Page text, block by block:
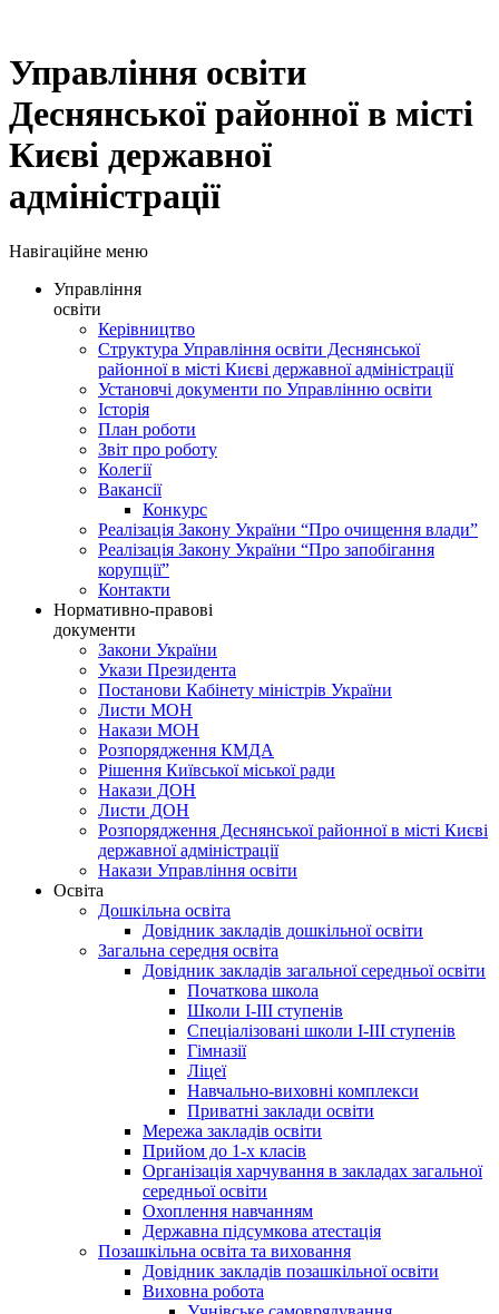
Управління освіти
Деснянської районної в місті
Києві державної
адміністрації
Навігаційне меню
Управління
освіти
Керівництво
Структура Управління освіти Деснянської
районної в місті Києві державної адміністрації
Установчі документи по Управлінню освіти
Історія
План роботи
Звіт про роботу
Колегії
Вакансії
Конкурс
Реалізація Закону України “Про очищення влади”
Реалізація Закону України “Про запобігання
корупції”
Контакти
Нормативно-правові
документи
Закони України
Укази Президента
Постанови Кабінету міністрів України
Листи МОН
Накази МОН
Розпорядження КМДА
Рішення Київської міської ради
Накази ДОН
Листи ДОН
Розпорядження Деснянської районної в місті Києві
державної адміністрації
Накази Управління освіти
Освіта
Дошкільна освіта
Довідник закладів дошкільної освіти
Загальна середня освіта
Довідник закладів загальної середньої освіти
Початкова школа
Школи І-ІІІ ступенів
Спеціалізовані школи І-ІІІ ступенів
Гімназії
Ліцеї
Навчально-виховні комплекси
Приватні заклади освіти
Мережа закладів освіти
Прийом до 1-х класів
Організація харчування в закладах загальної
середньої освіти
Охоплення навчанням
Державна підсумкова атестація
Позашкільна освіта та виховання
Довідник закладів позашкільної освіти
Виховна робота